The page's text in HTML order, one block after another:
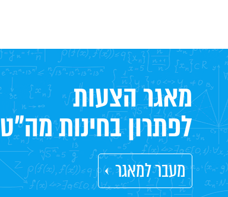
מאגר הצעות
לפתרון בחינות מה"ט
מעבר למאגר